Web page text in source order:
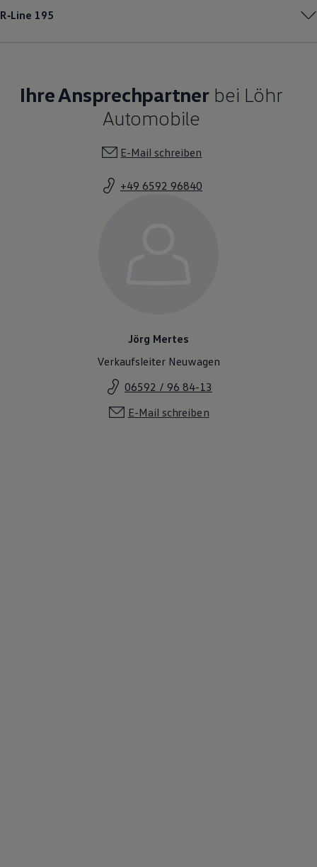
R‑Line 195
Ihre Ansprechpartnerbei Löhr
Automobile
E-Mail schreiben
+49 6592 96840
Jörg Mertes
Verkaufsleiter Neuwagen
06592 / 96 84-13
E-Mail schreiben